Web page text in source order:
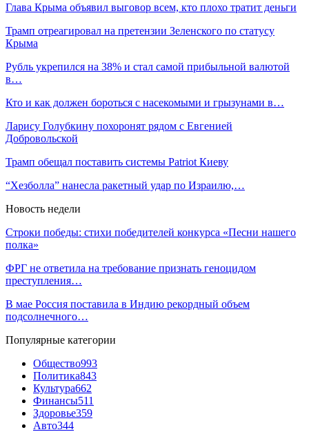
Глава Крыма объявил выговор всем, кто плохо тратит деньги
Трамп отреагировал на претензии Зеленского по статусу
Крыма
Рубль укрепился на 38% и стал самой прибыльной валютой
в…
Кто и как должен бороться с насекомыми и грызунами в…
Ларису Голубкину похоронят рядом с Евгенией
Добровольской
Трамп обещал поставить системы Patriot Киеву
“Хезболла” нанесла ракетный удар по Израилю,…
Новость недели
Строки победы: стихи победителей конкурса «Песни нашего
полка»
ФРГ не ответила на требование признать геноцидом
преступления…
В мае Россия поставила в Индию рекордный объем
подсолнечного…
Популярные категории
Общество993
Политика843
Культура662
Финансы511
Здоровье359
Авто344